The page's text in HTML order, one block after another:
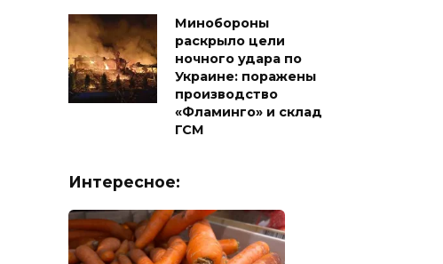
Минобороны
раскрыло цели
ночного удара по
Украине: поражены
производство
«Фламинго» и склад
ГСМ
Интересное: